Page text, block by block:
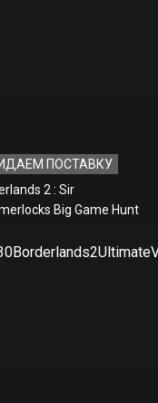
ПОСТАВКУ
2 : Sir
Big Game Hunt